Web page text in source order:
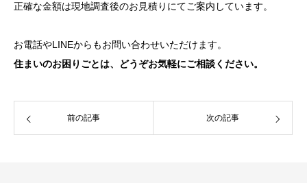
正確な金額は現地調査後のお見積りにてご案内しています。
お電話やLINEからもお問い合わせいただけます。
住まいのお困りごとは、どうぞお気軽にご相談ください。
前の記事 次の記事